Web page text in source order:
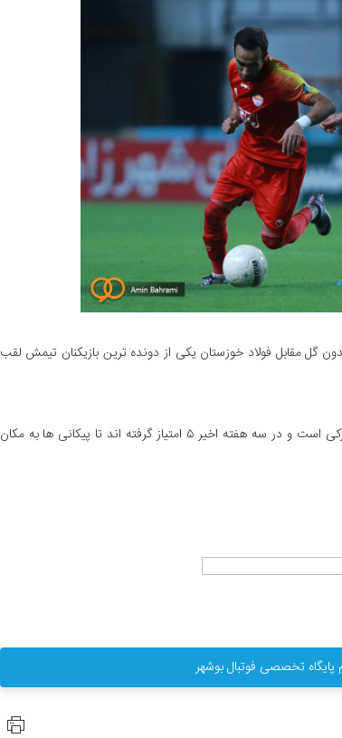
گل مقابل فولاد خوزستان یکی از دونده ترین بازیکنان تیمش لقب
هافبک سابق پارس جنوبی جم که حالا عصای دست حسین فرکی است و در سه هفته اخیر ۵ امتیاز گرفته اند تا پیکانی ها به مکان
پایگاه تخصصی فوتبال بوشهر